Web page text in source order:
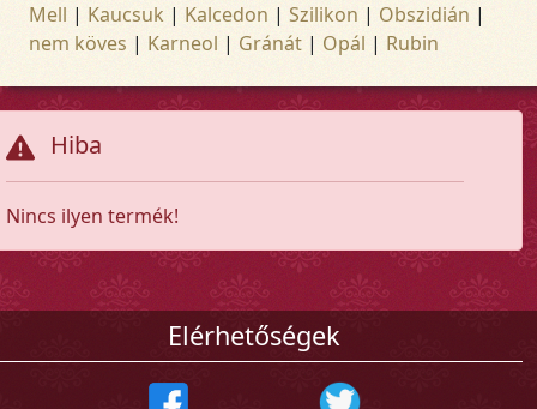
Mell | Kaucsuk | Kalcedon | Szilikon | Obszidián |
nem köves | Karneol | Gránát | Opál | Rubin
Hiba
Nincs ilyen termék!
Elérhetőségek